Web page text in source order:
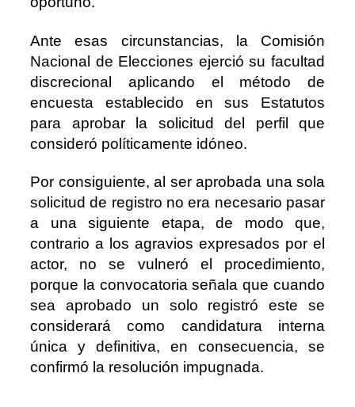
Ante esas circunstancias, la Comisión
Nacional de Elecciones ejerció su facultad
discrecional aplicando el método de
encuesta establecido en sus Estatutos
para aprobar la solicitud del perfil que
consideró políticamente idóneo.
Por consiguiente, al ser aprobada una sola
solicitud de registro no era necesario pasar
a una siguiente etapa, de modo que,
contrario a los agravios expresados ​​por el
actor, no se vulneró el procedimiento,
porque la convocatoria señala que cuando
sea aprobado un solo registró este se
considerará como candidatura interna
única y definitiva, en consecuencia, se
confirmó la resolución impugnada.